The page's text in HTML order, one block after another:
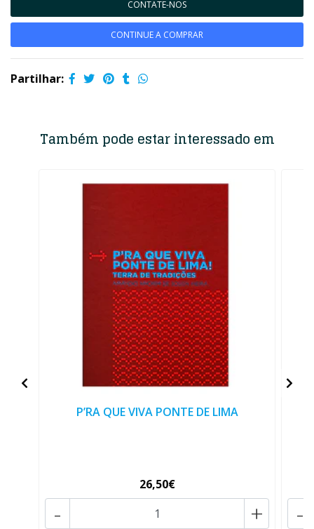
CONTATE-NOS
CONTINUE A COMPRAR
Partilhar:
Também pode estar interessado em
P’RA QUE VIVA PONTE DE LIMA
26,50€
+
- -